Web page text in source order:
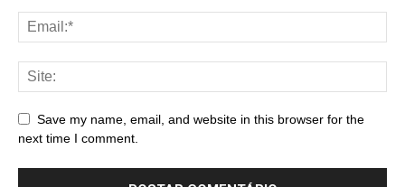
Save my name, email, and website in this browser for the
next time I comment.